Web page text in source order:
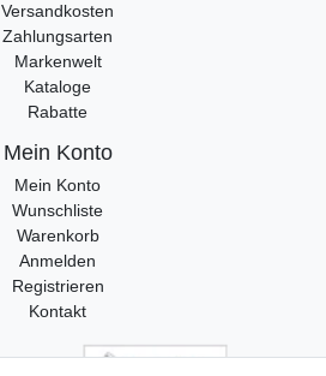
Versandkosten
Zahlungsarten
Markenwelt
Kataloge
Rabatte
Mein Konto
Mein Konto
Wunschliste
Warenkorb
Anmelden
Registrieren
Kontakt